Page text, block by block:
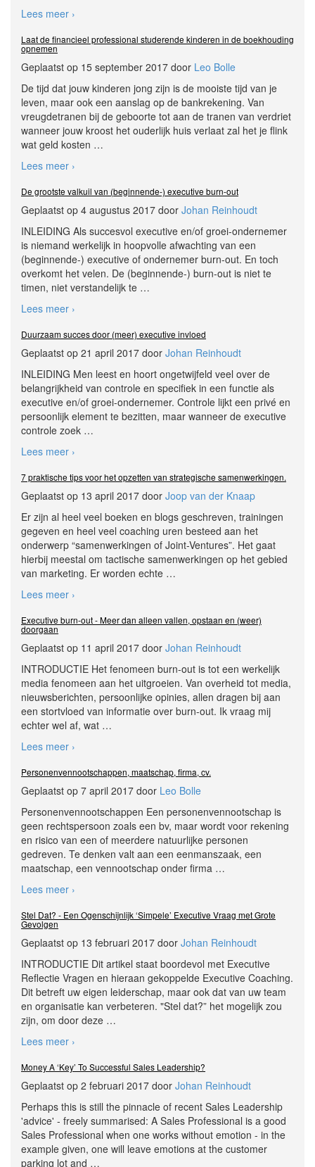
Lees meer ›
Laat de financieel professional studerende kinderen in de boekhouding
opnemen
Geplaatst op 15 september 2017 door Leo Bolle
De tijd dat jouw kinderen jong zijn is de mooiste tijd van je
leven, maar ook een aanslag op de bankrekening. Van
vreugdetranen bij de geboorte tot aan de tranen van verdriet
wanneer jouw kroost het ouderlijk huis verlaat zal het je flink
wat geld kosten …
Lees meer ›
De grootste valkuil van (beginnende-) executive burn-out
Geplaatst op 4 augustus 2017 door Johan Reinhoudt
INLEIDING Als succesvol executive en/of groei-ondernemer
is niemand werkelijk in hoopvolle afwachting van een
(beginnende-) executive of ondernemer burn-out. En toch
overkomt het velen. De (beginnende-) burn-out is niet te
timen, niet verstandelijk te …
Lees meer ›
Duurzaam succes door (meer) executive invloed
Geplaatst op 21 april 2017 door Johan Reinhoudt
INLEIDING Men leest en hoort ongetwijfeld veel over de
belangrijkheid van controle en specifiek in een functie als
executive en/of groei-ondernemer. Controle lijkt een privé en
persoonlijk element te bezitten, maar wanneer de executive
controle zoek …
Lees meer ›
7 praktische tips voor het opzetten van strategische samenwerkingen.
Geplaatst op 13 april 2017 door Joop van der Knaap
Er zijn al heel veel boeken en blogs geschreven, trainingen
gegeven en heel veel coaching uren besteed aan het
onderwerp “samenwerkingen of Joint-Ventures”. Het gaat
hierbij meestal om tactische samenwerkingen op het gebied
van marketing. Er worden echte …
Lees meer ›
Executive burn-out - Meer dan alleen vallen, opstaan en (weer)
doorgaan
Geplaatst op 11 april 2017 door Johan Reinhoudt
INTRODUCTIE Het fenomeen burn-out is tot een werkelijk
media fenomeen aan het uitgroeien. Van overheid tot media,
nieuwsberichten, persoonlijke opinies, allen dragen bij aan
een stortvloed van informatie over burn-out. Ik vraag mij
echter wel af, wat …
Lees meer ›
Personenvennootschappen, maatschap, firma, cv.
Geplaatst op 7 april 2017 door Leo Bolle
Personenvennootschappen Een personenvennootschap is
geen rechtspersoon zoals een bv, maar wordt voor rekening
en risico van een of meerdere natuurlijke personen
gedreven. Te denken valt aan een eenmanszaak, een
maatschap, een vennootschap onder firma …
Lees meer ›
Stel Dat? - Een Ogenschijnlijk ‘Simpele’ Executive Vraag met Grote
Gevolgen
Geplaatst op 13 februari 2017 door Johan Reinhoudt
INTRODUCTIE Dit artikel staat boordevol met Executive
Reflectie Vragen en hieraan gekoppelde Executive Coaching.
Dit betreft uw eigen leiderschap, maar ook dat van uw team
en organisatie kan verbeteren. "Stel dat?” het mogelijk zou
zijn, om door deze …
Lees meer ›
Money A ‘Key’ To Successful Sales Leadership?
Geplaatst op 2 februari 2017 door Johan Reinhoudt
Perhaps this is still the pinnacle of recent Sales Leadership
'advice' - freely summarised: A Sales Professional is a good
Sales Professional when one works without emotion - in the
example given, one will leave emotions at the customer
parking lot and …